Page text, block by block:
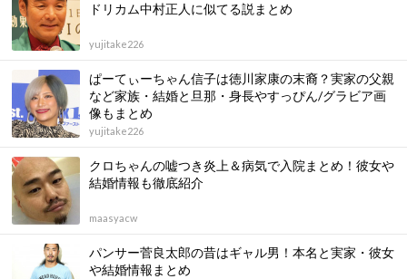
ドリカム中村正人に似てる説まとめ
yujitake226
ぱーてぃーちゃん信子は徳川家康の末裔？実家の父親
など家族・結婚と旦那・身長やすっぴん/グラビア画
像もまとめ
yujitake226
クロちゃんの嘘つき炎上＆病気で入院まとめ！彼女や
結婚情報も徹底紹介
maasyacw
パンサー菅良太郎の昔はギャル男！本名と実家・彼女
や結婚情報まとめ